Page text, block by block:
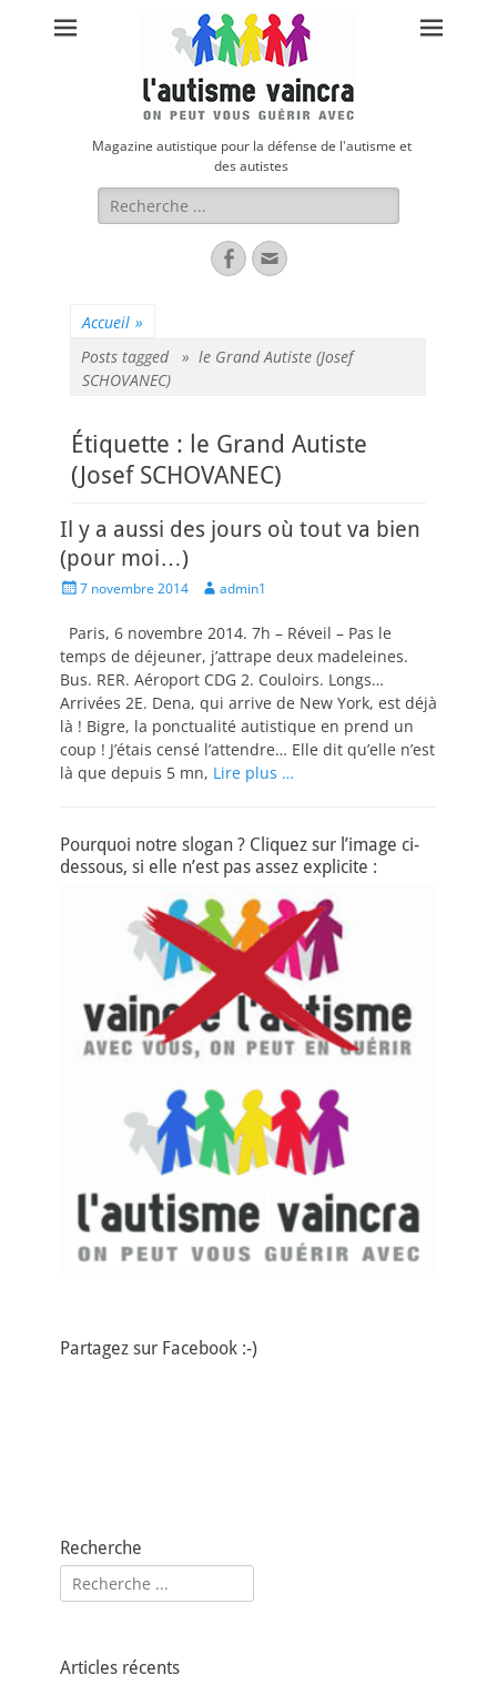
Magazine autistique pour la défense de l'autisme et
des autistes
Rechercher :
FacebookAdresse
de
Accueil »
Posts tagged » le Grand Autiste (Josef
SCHOVANEC)
Étiquette : le Grand Autiste
(Josef SCHOVANEC)
Il y a aussi des jours où tout va bien
(pour moi…)
Posted7 novembre 2014 Author
admin1
Paris, 6 novembre 2014. 7h – Réveil – Pas le
temps de déjeuner, j’attrape deux madeleines.
Bus. RER. Aéroport CDG 2. Couloirs. Longs…
Arrivées 2E. Dena, qui arrive de New York, est déjà
là ! Bigre, la ponctualité autistique en prend un
coup ! J’étais censé l’attendre… Elle dit qu’elle n’est
là que depuis 5 mn, Lire plus …
Pourquoi notre slogan ? Cliquez sur l’image ci-
dessous, si elle n’est pas assez explicite :
Partagez sur Facebook :-)
Recherche
Rechercher :
Articles récents